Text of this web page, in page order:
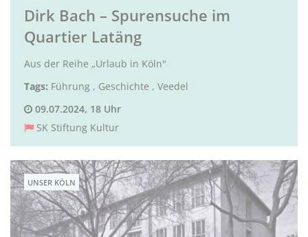
Dirk Bach – Spurensuche im
Quartier Latäng
Aus der Reihe „Urlaub in Köln"
Tags: Führung , Geschichte , Veedel
09.07.2024, 18 Uhr
SK Stiftung Kultur
UNSER KÖLN